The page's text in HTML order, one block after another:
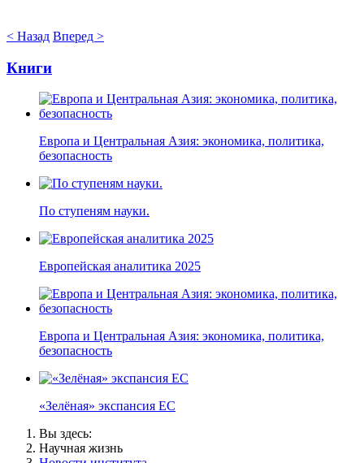
< Назад Вперед >
Книги
Европа и Центральная Азия: экономика, политика,
безопасность
По ступеням науки.
Европейская аналитика 2025
Европа и Центральная Азия: экономика, политика,
безопасность
«Зелёная» экспансия ЕС
Вы здесь:
Научная жизнь